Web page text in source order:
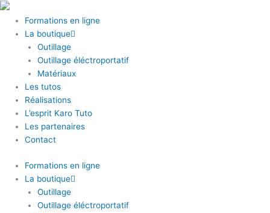
Aller
contenu
Formations en ligne
La boutique
Outillage
Outillage éléctroportatif
Matériaux
Les tutos
Réalisations
L’esprit Karo Tuto
Les partenaires
Contact
Formations en ligne
La boutique
Outillage
Outillage éléctroportatif